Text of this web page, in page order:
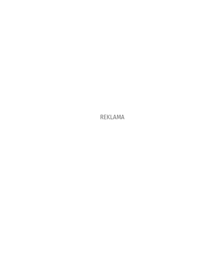
REKLAMA